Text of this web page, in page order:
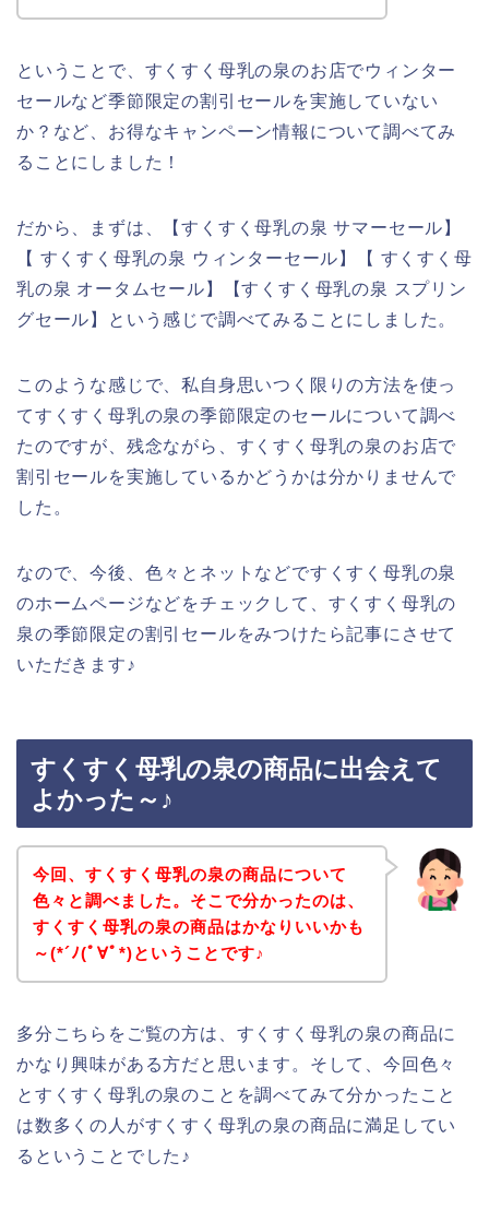
ということで、すくすく母乳の泉のお店でウィンター
セールなど季節限定の割引セールを実施していない
か？など、お得なキャンペーン情報について調べてみ
ることにしました！
だから、まずは、【すくすく母乳の泉 サマーセール】
【 すくすく母乳の泉 ウィンターセール】【 すくすく母
乳の泉 オータムセール】【すくすく母乳の泉 スプリン
グセール】という感じで調べてみることにしました。
このような感じで、私自身思いつく限りの方法を使っ
てすくすく母乳の泉の季節限定のセールについて調べ
たのですが、残念ながら、すくすく母乳の泉のお店で
割引セールを実施しているかどうかは分かりませんで
した。
なので、今後、色々とネットなどですくすく母乳の泉
のホームページなどをチェックして、すくすく母乳の
泉の季節限定の割引セールをみつけたら記事にさせて
いただきます♪
すくすく母乳の泉の商品に出会えて
よかった～♪
今回、すくすく母乳の泉の商品について
色々と調べました。そこで分かったのは、
すくすく母乳の泉の商品はかなりいいかも
～(*´ﾉ(ﾟ∀ﾟ*)ということです♪
多分こちらをご覧の方は、すくすく母乳の泉の商品に
かなり興味がある方だと思います。そして、今回色々
とすくすく母乳の泉のことを調べてみて分かったこと
は数多くの人がすくすく母乳の泉の商品に満足してい
るということでした♪